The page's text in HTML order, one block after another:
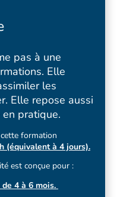
pas à une
Elle
les
Elle repose aussi
pratique.
formation
(équivalent à 4 jours).
est conçue pour :
4 à 6 mois.